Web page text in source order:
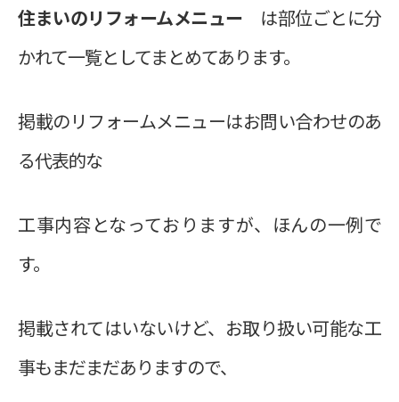
住まいのリフォームメニュー は部位ごとに分
かれて一覧としてまとめてあります。
掲載のリフォームメニューはお問い合わせのあ
る代表的な
工事内容となっておりますが、ほんの一例で
す。
掲載されてはいないけど、お取り扱い可能な工
事もまだまだありますので、